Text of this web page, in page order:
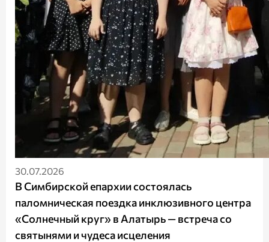
30.07.2026
В Симбирской епархии состоялась
паломническая поездка инклюзивного центра
«Солнечный круг» в Алатырь — встреча со
святынями и чудеса исцеления